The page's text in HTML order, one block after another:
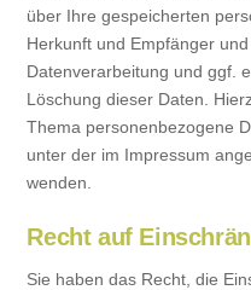
über Ihre gespeicherten
Herkunft und Empfänger
Datenverarbeitung und ggf.
Löschung dieser Daten.
Thema personenbezogene
unter der im Impressum
wenden.
Recht auf
Sie haben das Recht, die